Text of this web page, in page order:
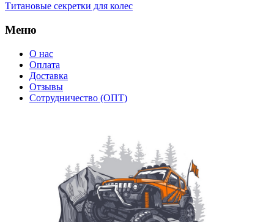
Титановые секретки для колес
Меню
О нас
Оплата
Доставка
Отзывы
Сотрудничество (ОПТ)